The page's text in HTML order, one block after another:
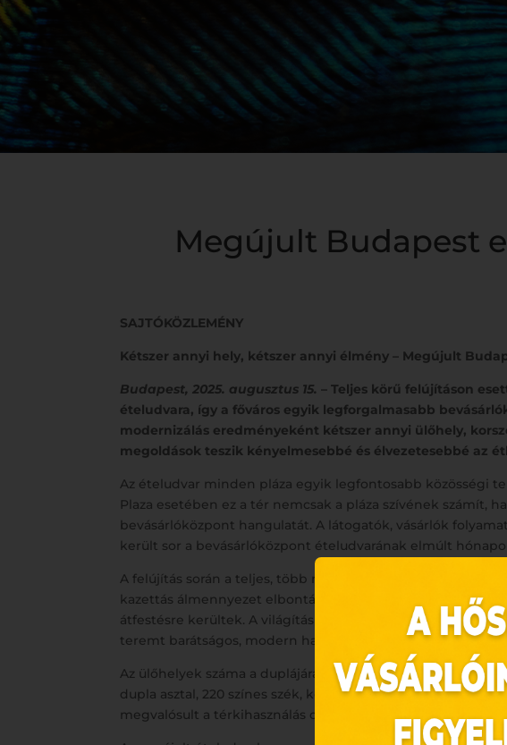
Megújult Budapest
SAJTÓKÖZLEMÉNY
Kétszer annyi hely, kétszer annyi élmény – Megújult
Budapest, 2025. augusztus 15.
– Teljes körű felújításon
ételudvara, így a főváros egyik legforgalmasabb
modernizálás eredményeként kétszer annyi ülőhely,
megoldások teszik kényelmesebbé és élvezetesebbé az
Az ételudvar minden pláza egyik legfontosabb közösségi
Plaza esetében ez a tér nemcsak a pláza szívének számít,
bevásárlóközpont hangulatát. A látogatók, vásárlók
került sor a bevásárlóközpont ételudvarának elmúlt
A felújítás során a teljes, több mint 500 m²-es terület új
kazettás álmennyezet elbontásra került és modern
átfestésre kerültek. A világítás teljesen megújult: 284
teremt barátságos, modern hangulatot.
Az ülőhelyek száma a duplájára nőtt, miközben a
dupla asztal, 220 színes szék, körasztal, bárasztalok és
megvalósult a térkihasználás optimalizálása érdekében.